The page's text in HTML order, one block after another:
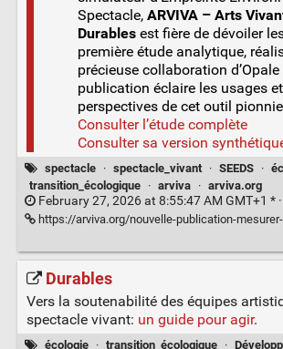
Spectacle, ARVIVA – Arts
Durablesest fière de dévoiler
première étude analytique,
précieuse collaboration d’Opale
publication éclaire les usages
perspectives de cet outil
Consulter l’étude complète
Consulter sa version
spectacle · spectacle_vivant · SEEDS ·
transition_écologique
· arviva · arviva.org
February 27, 2026 at 8:55:47 AM GMT+1 * ·
https://arviva.org/nouvelle-publication-
Durables
Vers la soutenabilité des équipes
spectacle vivant: un guide pour agir.
écologie · transition_écologique ·